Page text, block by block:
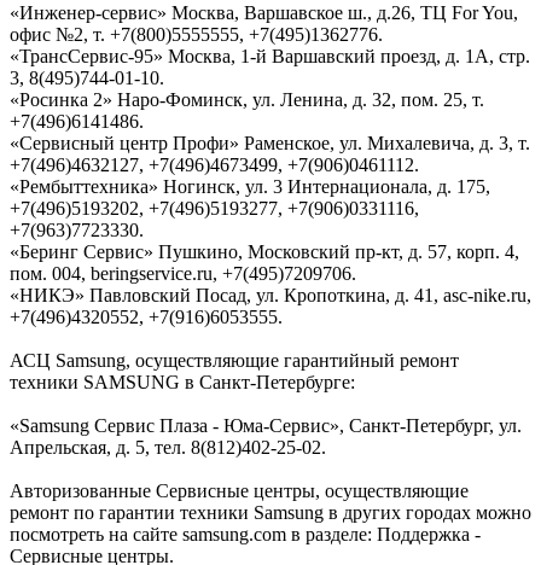
«Инженер-сервис» Москва, Варшавское ш., д.26, ТЦ For You,
офис №2, т. +7(800)5555555, +7(495)1362776.
«ТрансСервис-95» Москва, 1-й Варшавский проезд, д. 1А, стр.
3, 8(495)744-01-10.
«Росинка 2» Наро-Фоминск, ул. Ленина, д. 32, пом. 25, т.
+7(496)6141486.
«Сервисный центр Профи» Раменское, ул. Михалевича, д. 3, т.
+7(496)4632127, +7(496)4673499, +7(906)0461112.
«Рембыттехника» Ногинск, ул. 3 Интернационала, д. 175,
+7(496)5193202, +7(496)5193277, +7(906)0331116,
+7(963)7723330.
«Беринг Сервис» Пушкино, Московский пр-кт, д. 57, корп. 4,
пом. 004, beringservice.ru, +7(495)7209706.
«НИКЭ» Павловский Посад, ул. Кропоткина, д. 41, asc-nike.ru,
+7(496)4320552, +7(916)6053555.
АСЦ Samsung, осуществляющие гарантийный ремонт
техники SAMSUNG в Санкт-Петербурге:
«Samsung Сервис Плаза - Юма-Cервис», Санкт-Петербург, ул.
Апрельская, д. 5, тел. 8(812)402-25-02.
Авторизованные Сервисные центры, осуществляющие
ремонт по гарантии техники Samsung в других городах можно
посмотреть на сайте samsung.com в разделе: Поддержка -
Сервисные центры.